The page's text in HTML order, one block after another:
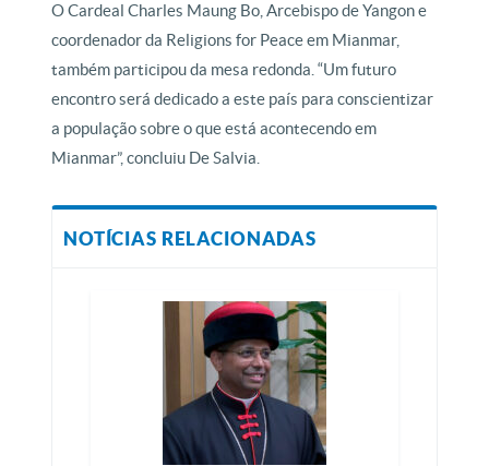
O Cardeal Charles Maung Bo, Arcebispo de Yangon e
coordenador da Religions for Peace em Mianmar,
também participou da mesa redonda. “Um futuro
encontro será dedicado a este país para conscientizar
a população sobre o que está acontecendo em
Mianmar”, concluiu De Salvia.
NOTÍCIAS RELACIONADAS